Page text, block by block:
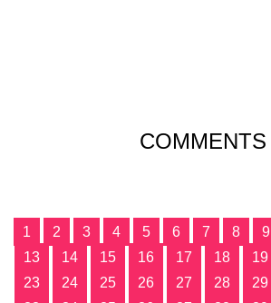
COMMENTS
1 2 3 4 5 6 7 8 9
13
14 15 16 17 18 19
23
24 25 26 27 28 29